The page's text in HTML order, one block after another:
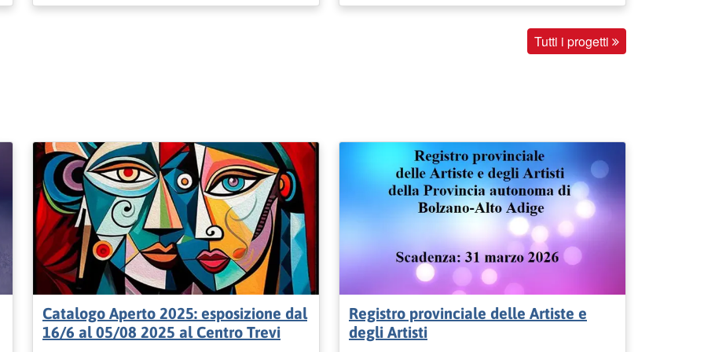
Tutti i progetti
Catalogo Aperto 2025: esposizione dal
16/6 al 05/08 2025 al Centro Trevi
Registro provinciale delle Artiste e
degli Artisti